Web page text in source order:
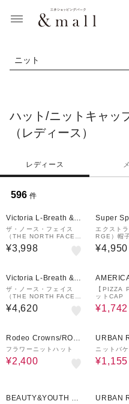
ニット
ハット/ニットキャッ
（レディース）
レディース
596 件
Victoria L-Breath &m
all店
ザ・ノース・フェイス
（THE NORTH FACE）
帽子 防水 トレッキング
登山 ウォータープルーフ
¥3,998
Super
&mall店
エクスト
RGE）帽
ット帽
CAMO
¥4,950
Victoria L-Breath &m
all店
ザ・ノース・フェイス
（THE NORTH FACE）
帽子 トレッキング 登山
ウォータープルーフホラ
¥4,620
【PIZZA
ットCAP
¥1,742
Rodeo Crowns/ROD
EO CROWNS WIDE
BOWL
フラワーニットハット
¥2,400
URBAN
ニットバ
¥1,155
BEAUTY&YOUTH UN
URBAN